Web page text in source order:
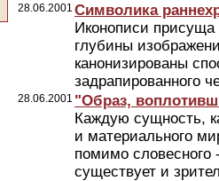
28.06.2001 Символика
Иконописи присуща
глубины
канонизированы
задрапированного
28.06.2001 "Образ,
Каждую сущность,
и материального
помимо словесного
существует и